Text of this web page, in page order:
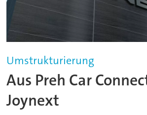
Umstrukturierung
Aus Preh Car
Joynext